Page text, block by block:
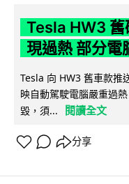
Tesla HW3 舊
現過熱 部分電
Tesla 向 HW3 舊車款推
映自動駕駛電腦嚴重過
毀，須...
閱讀全文
分享